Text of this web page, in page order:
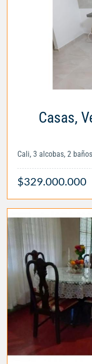
Casas,
Cali, 3 alcobas, 2
$329.000.000